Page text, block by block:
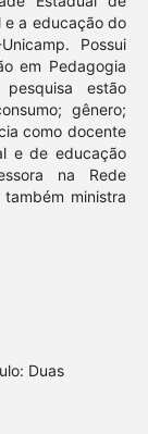
e a educação do
Possui
em Pedagogia
estão
gênero;
como docente
e de educação
na Rede
ministra
Duas